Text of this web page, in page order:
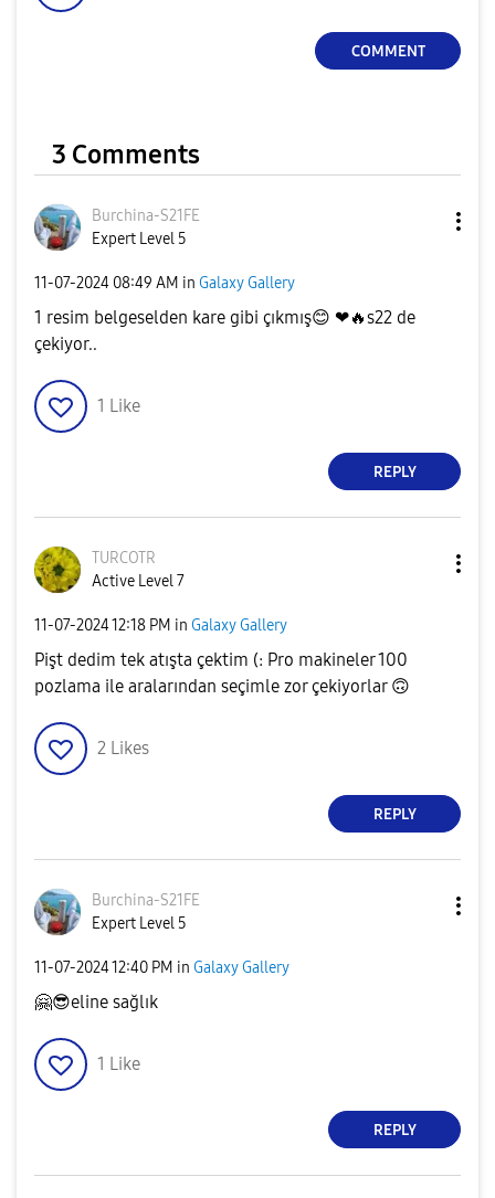
COMMENT
3 Comments
Burchina-S21FE
Expert Level 5
‎11-07-2024 08:49 AM in Galaxy Gallery
1 resim belgeselden kare gibi çıkmış😊 ❤🔥s22 de
çekiyor..
1 Like
REPLY
TURCOTR
Active Level 7
‎11-07-202412:18 PM in Galaxy Gallery
Pişt dedim tek atışta çektim (: Pro makineler 100
pozlama ile aralarından seçimle zor çekiyorlar 🙃
2 Likes
REPLY
Burchina-S21FE
Expert Level 5
‎11-07-202412:40 PM in Galaxy Gallery
🤗😎eline sağlık
1 Like
REPLY